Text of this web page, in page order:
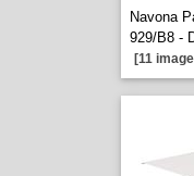
Navona
929/B8 -
[11